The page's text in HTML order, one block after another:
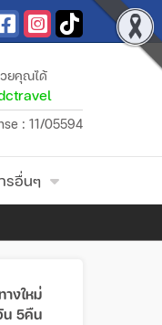
วยคุณได้
: 11/05594
รอื่นๆ
งใหม่
น 5คืน